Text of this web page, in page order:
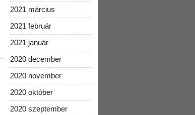
2021 március
2021 február
2021 január
2020 december
2020 november
2020 október
2020 szeptember